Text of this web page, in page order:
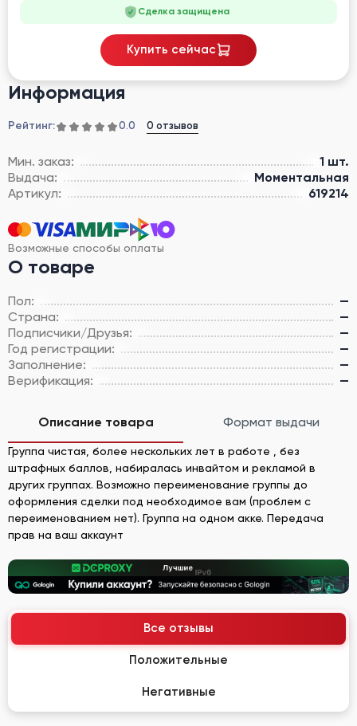
Информация
Рейтинг: 0.0 0 отзывов
Мин. заказ:
1 шт.
Выдача:
Моментальная
Артикул:
619214
Возможные способы оплаты
О товаре
Пол:
—
Страна:
—
Подписчики/Друзья:
—
Год регистрации:
—
Заполнение:
—
Верификация:
—
Сделка защищена
Купить сейчас
Описание товара Формат выдачи
Группа чистая, более нескольких лет в работе , без
штрафных баллов, набиралась инвайтом и рекламой в
других группах. Возможно переименование группы до
оформления сделки под необходимое вам (проблем с
переименованием нет). Группа на одном акке. Передача
прав на ваш аккаунт
Все отзывы
Положительные
Негативные